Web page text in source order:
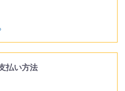
払い方法